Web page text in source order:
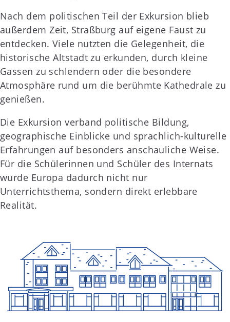
Nach dem politischen Teil der Exkursion blieb
außerdem Zeit, Straßburg auf eigene Faust zu
entdecken. Viele nutzten die Gelegenheit, die
historische Altstadt zu erkunden, durch kleine
Gassen zu schlendern oder die besondere
Atmosphäre rund um die berühmte Kathedrale zu
genießen.
Die Exkursion verband politische Bildung,
geographische Einblicke und sprachlich-kulturelle
Erfahrungen auf besonders anschauliche Weise.
Für die Schülerinnen und Schüler des Internats
wurde Europa dadurch nicht nur
Unterrichtsthema, sondern direkt erlebbare
Realität.